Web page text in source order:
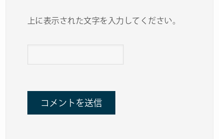
上に表示された文字を入力してください。